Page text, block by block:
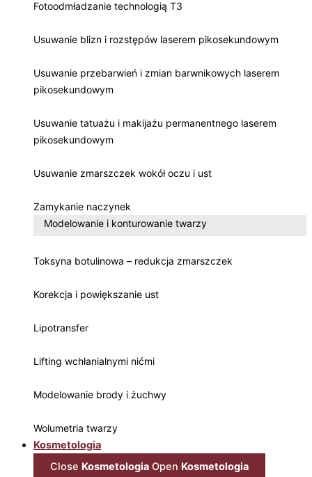
Fotoodmładzanie technologią T3
Usuwanie blizn i rozstępów laserem pikosekundowym
Usuwanie przebarwień i zmian barwnikowych laserem
pikosekundowym
Usuwanie tatuażu i makijażu permanentnego laserem
pikosekundowym
Usuwanie zmarszczek wokół oczu i ust
Zamykanie naczynek
Modelowanie i konturowanie twarzy
Toksyna botulinowa – redukcja zmarszczek
Korekcja i powiększanie ust
Lipotransfer
Lifting wchłanialnymi nićmi
Modelowanie brody i żuchwy
Wolumetria twarzy
Kosmetologia
Close Kosmetologia Open Kosmetologia